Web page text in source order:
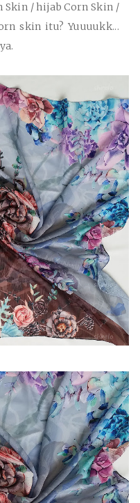
Skin / hijab Corn Skin /
skin itu? Yuuuukk...